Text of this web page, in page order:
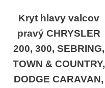
Kryt hlavy valcov
pravý CHRYSLER
200, 300, SEBRING,
TOWN & COUNTRY,
DODGE CARAVAN,